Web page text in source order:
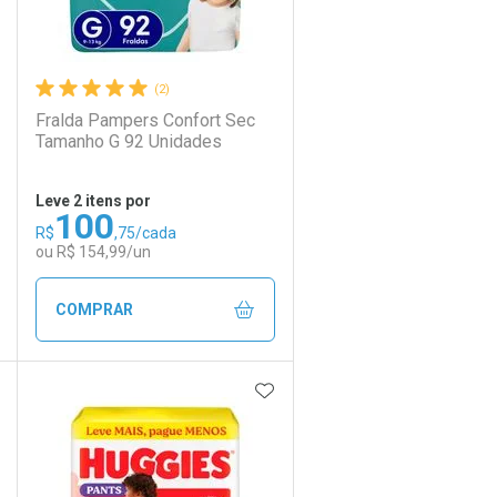
Ativar Desconto
Comprar sem Desconto
Comprar sem Desconto
(2)
Fralda Pampers Confort Sec
Tamanho G 92 Unidades
Leve 2 itens por
R$100,75/cada
ou R$ 154,99/un
COMPRAR
FECHAR
Laboratório
FECHAR
Por Menos
AOS FAVORITOS ADICIONAR AOS